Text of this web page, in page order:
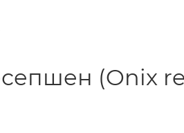
(Onix